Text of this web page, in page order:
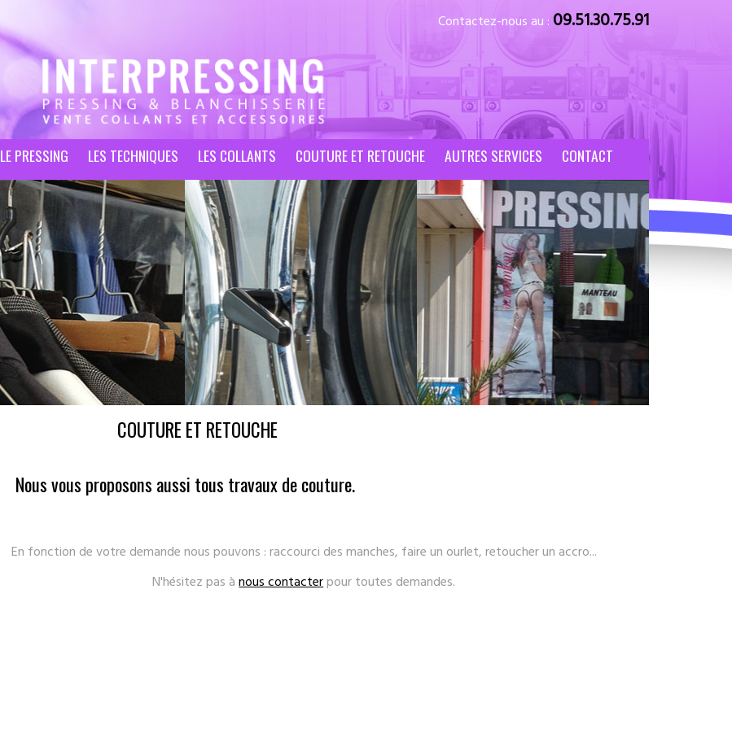
Contactez-nous au : 09.51.30.75.91
LE PRESSING LES TECHNIQUES LES COLLANTS COUTURE ET RETOUCHE AUTRES SERVICES CONTACT
Nous vous proposons aussi tous travaux de couture.
En fonction de votre demande nous pouvons : raccourci des manches, faire un ourlet, retoucher un accro...
N'hésitez pas ànous contacterpour toutes demandes.
COUTURE ET RETOUCHE